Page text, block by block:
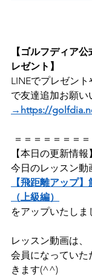
【ゴルフディア
レゼント】
LINEでプレゼン
で友達追加お願
→https://
＝＝＝＝＝＝＝
【本日の更新情報
今日のレッスン動
【飛距離アップ
（上級編）
をアップいたし
レッスン動画は、
会員になっていた
きます(^^)